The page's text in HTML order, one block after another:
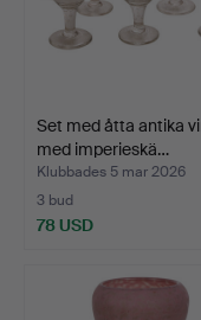
Set med åtta antika
med imperieskä…
Klubbades 5 mar 2026
3 bud
78 USD